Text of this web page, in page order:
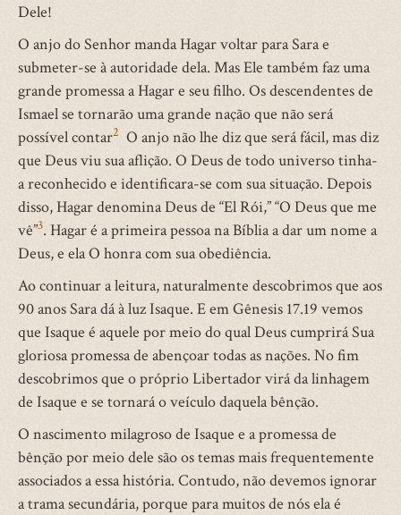
Dele!
O anjo do Senhor manda Hagar voltar para Sara e
submeter-se à autoridade dela. Mas Ele também faz uma
grande promessa a Hagar e seu filho. Os descendentes de
Ismael se tornarão uma grande nação que não será
possível contar2 O anjo não lhe diz que será fácil, mas diz
que Deus viu sua aflição. O Deus de todo universo tinha-
a reconhecido e identificara-se com sua situação. Depois
disso, Hagar denomina Deus de “El Rói,” “O Deus que me
vê”3. Hagar é a primeira pessoa na Bíblia a dar um nome a
Deus, e ela O honra com sua obediência.
Ao continuar a leitura, naturalmente descobrimos que aos
90 anos Sara dá à luz Isaque. E em Gênesis 17.19 vemos
que Isaque é aquele por meio do qual Deus cumprirá Sua
gloriosa promessa de abençoar todas as nações. No fim
descobrimos que o próprio Libertador virá da linhagem
de Isaque e se tornará o veículo daquela bênção.
O nascimento milagroso de Isaque e a promessa de
bênção por meio dele são os temas mais frequentemente
associados a essa história. Contudo, não devemos ignorar
a trama secundária, porque para muitos de nós ela é